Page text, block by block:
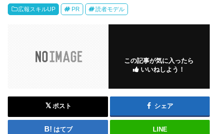
広報スキルUP PR 読者モデル
この記事が気に入ったら
いいねしよう！
ポスト シェア
はてブ LINE